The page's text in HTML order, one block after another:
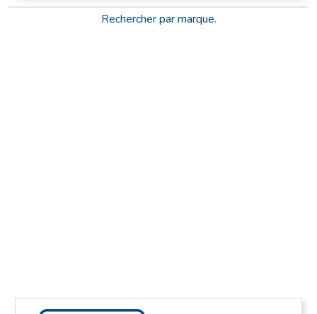
Rechercher par marque.